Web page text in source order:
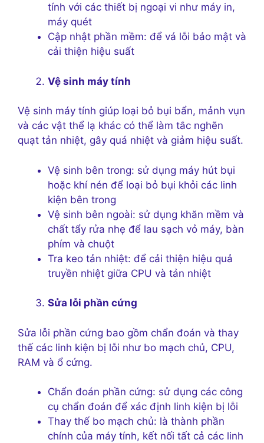
tính với các thiết bị ngoại vi như máy in,
máy quét
Cập nhật phần mềm: để vá lỗi bảo mật và
cải thiện hiệu suất
Vệ sinh máy tính
Vệ sinh máy tính giúp loại bỏ bụi bẩn, mảnh vụn
và các vật thể lạ khác có thể làm tắc nghẽn
quạt tản nhiệt, gây quá nhiệt và giảm hiệu suất.
Vệ sinh bên trong: sử dụng máy hút bụi
hoặc khí nén để loại bỏ bụi khỏi các linh
kiện bên trong
Vệ sinh bên ngoài: sử dụng khăn mềm và
chất tẩy rửa nhẹ để lau sạch vỏ máy, bàn
phím và chuột
Tra keo tản nhiệt: để cải thiện hiệu quả
truyền nhiệt giữa CPU và tản nhiệt
Sửa lỗi phần cứng
Sửa lỗi phần cứng bao gồm chẩn đoán và thay
thế các linh kiện bị lỗi như bo mạch chủ, CPU,
RAM và ổ cứng.
Chẩn đoán phần cứng: sử dụng các công
cụ chẩn đoán để xác định linh kiện bị lỗi
Thay thế bo mạch chủ: là thành phần
chính của máy tính, kết nối tất cả các linh